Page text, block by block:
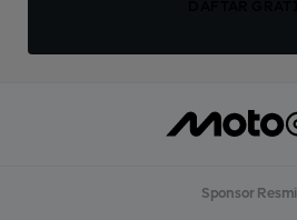
Sponsor Resmi